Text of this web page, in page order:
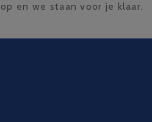
en we staan voor je klaar.